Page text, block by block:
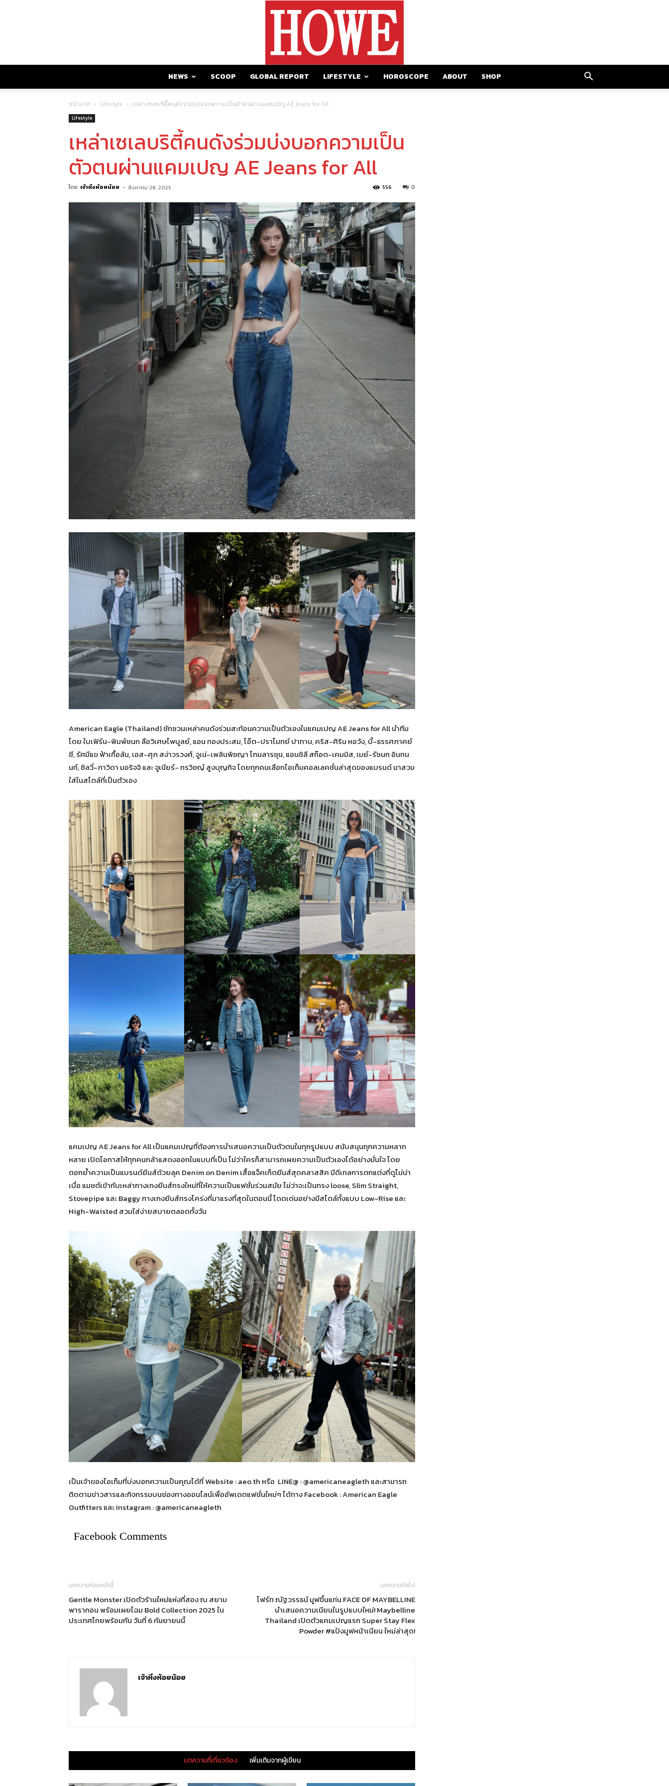
NEWS SCOOP GLOBAL REPORT LIFESTYLE HOROSCOPE ABOUT SHOP
หน้าแรก Lifestyle เหล่าเซเลบริตี้คนดังร่วมบ่งบอกความเป็นตัวตนผ่านแคมเปญ AE Jeans for All
Lifestyle
เหล่าเซเลบริตี้คนดังร่วมบ่งบอกความเป็น
ตัวตนผ่านแคมเปญ AE Jeans for All
โดย เจ้าหิ่งห้อยน้อย - สิงหาคม 28, 2025 0
556
American Eagle (Thailand) ชักชวนเหล่าคนดังร่วมสะท้อนความเป็นตัวเองในแคมเปญ AE Jeans for All นำทีม
โดย ใบเฟิร์น-พิมพ์ชนก ลือวิเศษไพบูลย์, แอน ทองประสม, โอ๊ต-ปราโมทย์ ปาทาน, คริส-ศิริน หอวัง, บี้-ธรรศภาคย์
ชี, รัศมีแข ฟ้าเกื้อล้น, เอส-ศุภ สง่าวรวงศ์, จูเน่-เพลินพิชญา โกมลารชุน, แอนชิลี สก๊อต-เคมมิส, เมย์-รัชนก อินทน
นท์, ซิลวี่-ภาวิดา มอริจจิ และ จูเนียร์- กรวิชญ์ สูงบุญกิจ โดยทุกคนเลือกไอเท็มคอลเลคชั่นล่าสุดของแบรนด์ มาสวม
ใส่ในสไตล์ที่เป็นตัวเอง
แคมเปญ AE Jeans for All เป็นแคมเปญที่ต้องการนำเสนอความเป็นตัวตนในทุกรูปแบบ สนับสนุนทุกความหลาก
หลาย เปิดโอกาสให้ทุกคนกล้าแสดงออกในแบบที่เป็น ไม่ว่าใครก็สามารถเผยความเป็นตัวเองได้อย่างมั่นใจ โดย
ตอกย้ำความเป็นแบรนด์ยีนส์ด้วยลุค Denim on Denim เสื้อแจ็คเก็ตยีนส์สุดคลาสสิค มีดีเทลการตกแต่งที่ดูไม่น่า
เบื่อ แมชต์เข้ากับเหล่ากางเกงยีนส์ทรงใหม่ที่ให้ความเป็นแฟชั่นร่วมสมัย ไม่ว่าจะเป็นทรง loose, Slim Straight,
Stovepipe และ Baggy กางเกงยีนส์ทรงโคร่งที่มาแรงที่สุดในตอนนี้ โดดเด่นอย่างมีสไตล์ทั้งแบบ Low-Rise และ
High-Waisted สวมใส่ง่ายสบายตลอดทั้งวัน
เป็นเจ้าของไอเท็มที่บ่งบอกความเป็นคุณได้ที่ Website : aeo.th หรือ LINE@ : @americaneagleth และสามารถ
ติดตามข่าวสารและกิจกรรมบนช่องทางออนไลน์เพื่ออัพเดตแฟชั่นใหม่ๆ ได้ทาง Facebook : American Eagle
Outfitters และ Instagram : @americaneagleth
Facebook Comments
บทความก่อนหน้านี้
Gentle Monster เปิดตัวร้านใหม่แห่งที่สอง ณ สยาม
พารากอน พร้อมเผยโฉม Bold Collection 2025 ใน
ประเทศไทยพร้อมกัน วันที่ 6 กันยายนนี้
บทความถัดไป
โฟร์ท ณัฐวรรธน์ มูฟขึ้นแท่น FACE OF MAYBELLINE
นำเสนอความเนียนในรูปแบบใหม่! Maybelline
Thailand เปิดตัวแคมเปญแรก Super Stay Flex
Powder #แป้งมูฟหน้าเนียน ใหม่ล่าสุด!
เจ้าหิ่งห้อยน้อย
บทความที่เกี่ยวข้อง เพิ่มเติมจากผู้เขียน